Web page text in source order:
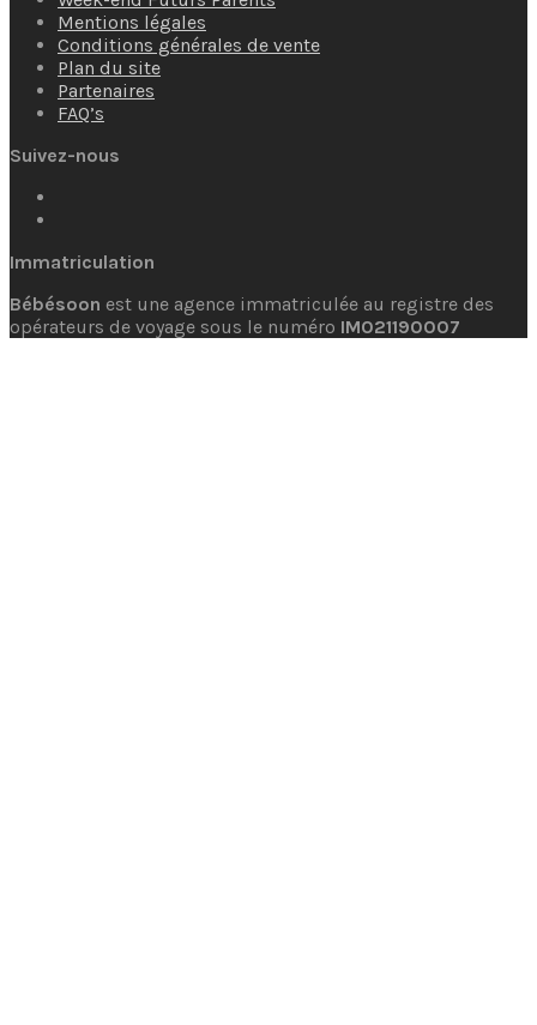
Mentions légales
Conditions générales de vente
Plan du site
Partenaires
FAQ’s
Suivez-nous
Immatriculation
Bébésoon est une agence immatriculée au registre des
opérateurs de voyage sous le numéro IM021190007